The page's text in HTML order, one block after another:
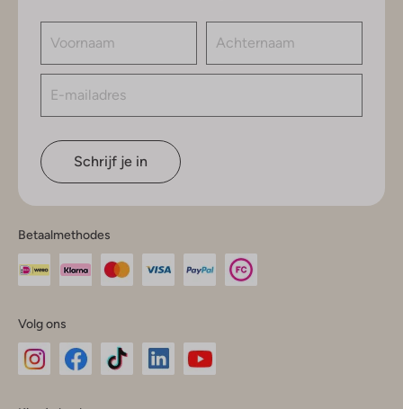
Schrijf je in
Betaalmethodes
Volg ons